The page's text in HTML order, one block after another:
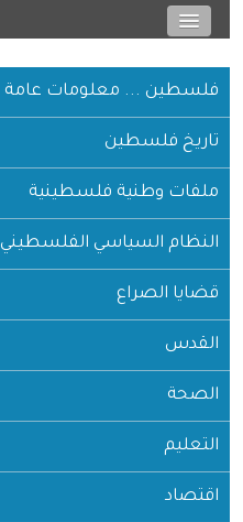
فلسطين ... معلومات عامة
تاريخ فلسطين
ملفات وطنية فلسطينية
النظام السياسي الفلسطيني
قضايا الصراع
القدس
الصحة
التعليم
اقتصاد